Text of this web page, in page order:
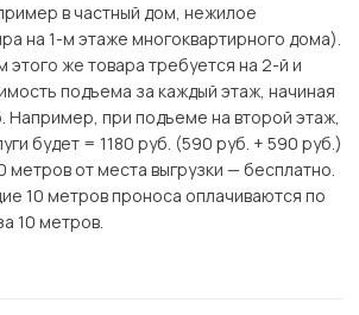
в частный дом, нежилое
на 1-м этаже многоквартирного дома).
этого же товара требуется на 2-й и
подъема за каждый этаж, начиная
Например, при подъеме на второй этаж,
будет = 1180 руб. (590 руб. + 590 руб.)
метров от места выгрузки — бесплатно.
10 метров проноса оплачиваются по
10 метров.